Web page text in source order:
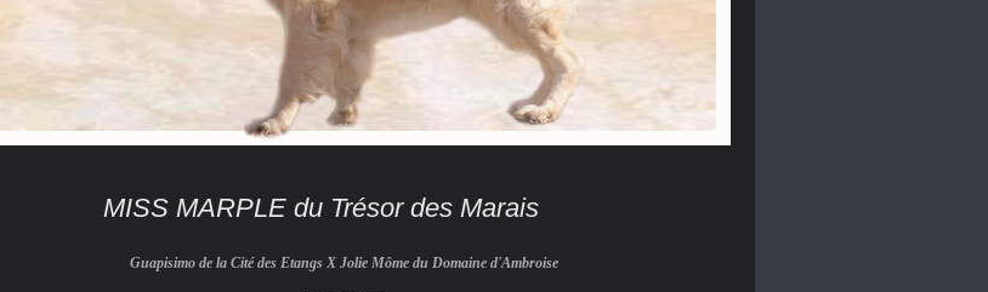
MISS MARPLE du Trésor des Marais
Guapisimo de la Cité des Etangs X Jolie Môme du Domaine d'Ambroise